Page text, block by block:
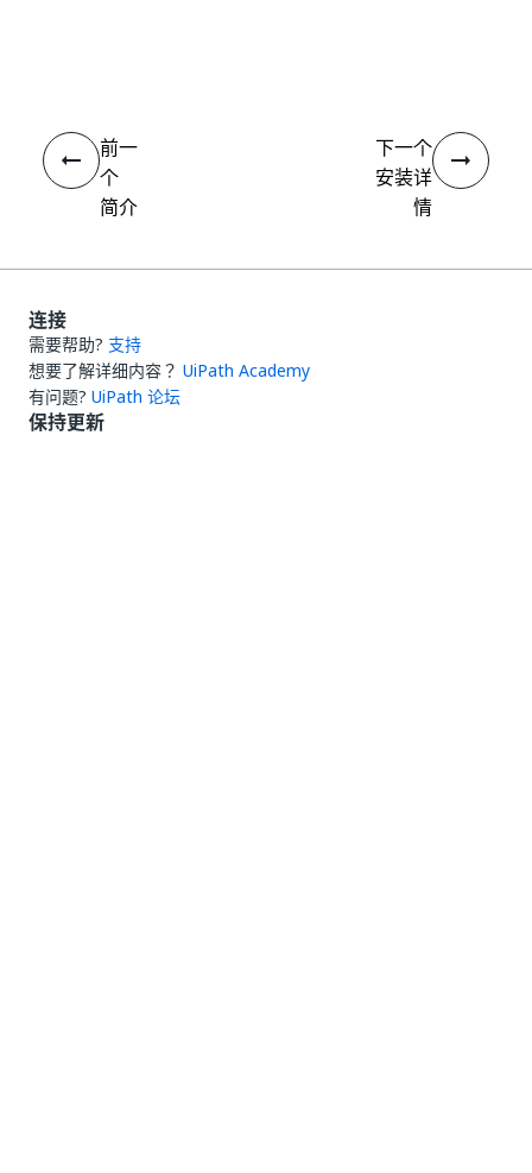
前一
个
简介
下一个
安装详
情
连接
需要帮助? 支持
想要了解详细内容？ UiPath Academy
有问题? UiPath 论坛
保持更新